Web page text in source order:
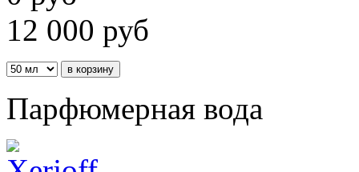
12 000 руб
Парфюмерная вода